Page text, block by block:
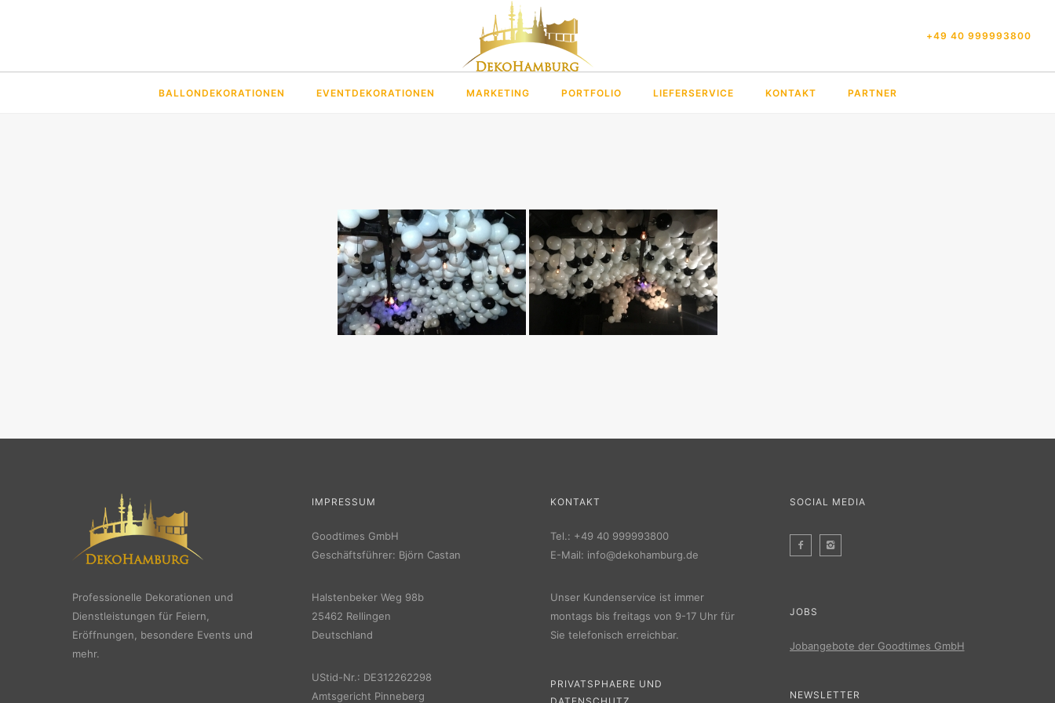
+49 40 999993800
BALLONDEKORATIONEN EVENTDEKORATIONEN MARKETING PORTFOLIO LIEFERSERVICE KONTAKT PARTNER
Professionelle Dekorationen und
Dienstleistungen für Feiern,
Eröffnungen, besondere Events und
mehr.
IMPRESSUM
Goodtimes GmbH
Geschäftsführer: Björn Castan
Halstenbeker Weg 98b
25462 Rellingen
Deutschland
UStid-Nr.: DE312262298
Amtsgericht Pinneberg
KONTAKT
Tel.: +49 40 999993800
E-Mail: info@dekohamburg.de
Unser Kundenservice ist immer
montags bis freitags von 9-17 Uhr für
Sie telefonisch erreichbar.
PRIVATSPHAERE UND
SOCIAL MEDIA
JOBS
Jobangebote der Goodtimes GmbH
NEWSLETTER